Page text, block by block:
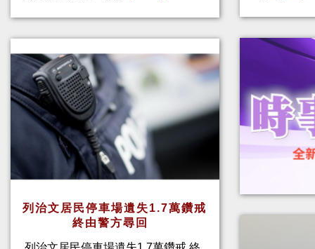
列治文居民停車場遺失1.7萬鑽戒
終由警方尋回